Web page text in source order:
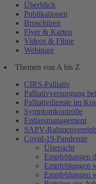
Überblick
Publikationen
Broschüren
Flyer & Karten
Videos & Filme
Webinare
Themen von A bis Z
CIRS-Palliativ
Palliativversorgung
Palliativdienste im
Symptomkontrolle
Entlassmanagement
SAPV-
Covid-19-Pandemie
Übersicht
Empfehlungen
Empfehlungen
Empfehlungen